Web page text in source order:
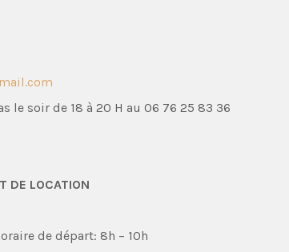
le soir de 18 à 20 H au 06 76 25 83 36
DE LOCATION
de départ: 8h – 10h